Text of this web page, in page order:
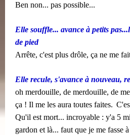
Ben non... pas possible...
Elle souffle... avance à petits
de pied
Arrête, c'est plus drôle, ça ne me
Elle recule, s'avance à nouveau,
oh merdouille, de merdouille, de
ça ! Il me les aura toutes faites.
Qu'il est mort... incroyable : y'a 5
gardon et là... faut que je me fasse